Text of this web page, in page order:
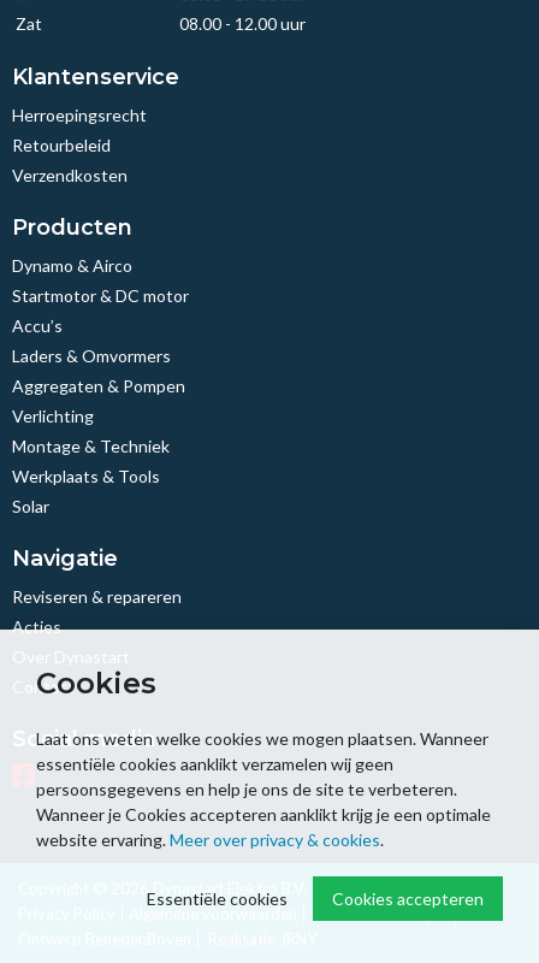
Cookies
Laat ons weten welke cookies we mogen plaatsen. Wanneer
essentiële cookies aanklikt verzamelen wij geen
persoonsgegevens en help je ons de site te verbeteren.
Wanneer je Cookies accepteren aanklikt krijg je een optimale
website ervaring.Meer over privacy & cookies.
Cookies accepteren
Essentiële cookies
Zat
08.00 - 12.00 uur
Klantenservice
Herroepingsrecht
Retourbeleid
Verzendkosten
Producten
Dynamo & Airco
Startmotor & DC motor
Accu’s
Laders & Omvormers
Aggregaten & Pompen
Verlichting
Montage & Techniek
Werkplaats & Tools
Solar
Navigatie
Reviseren & repareren
Acties
Contact
Social media
Copyright © 2026 Dynastart Elektro B.V. Sitemap
Cookie-instellingen